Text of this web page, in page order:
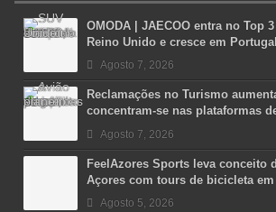
OMODA | JAECOO entra no Top
Reino Unido e cresce em Portugal
Agosto 7, 2026
Reclamações no Turismo
concentram-se nas plataformas
Agosto 7, 2026
FeelAzores Sports leva conceito
Açores com tours de bicicleta em
Agosto 5, 2026